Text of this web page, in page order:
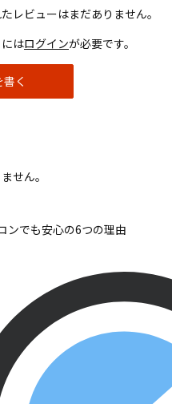
レビューはまだありません。
はログインが必要です。
く
せん。
ンでも安心の6つの理由